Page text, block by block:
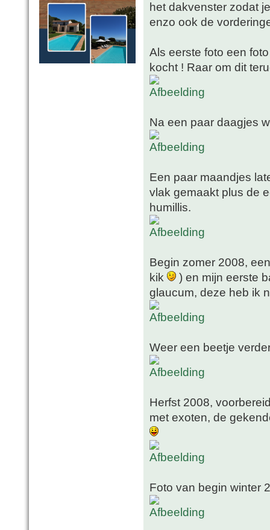
het dakvenster zodat
enzo ook de
Als eerste foto een
kocht ! Raar om dit
Na een paar daagjes
Een paar maandjes
vlak gemaakt plus de
humillis.
Begin zomer 2008,
kik
) en mijn eerste
glaucum, deze heb ik
Weer een beetje
Herfst 2008,
met exoten, de
Foto van begin winter